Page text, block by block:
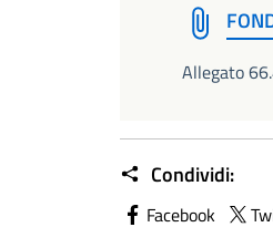
Allegato
Condividi:
Facebook